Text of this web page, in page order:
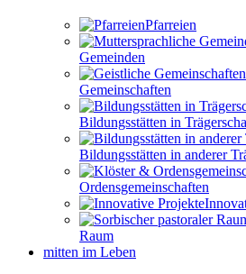
Pfarreien
Gemeinden
Gemeinschaften
Bildungsstätten in
Bildungsstätten in anderer
Ordensgemeinschaften
Raum
mitten im Leben